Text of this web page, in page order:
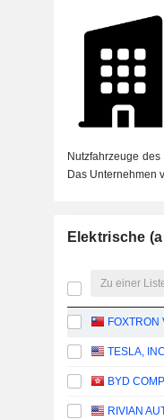
Nutzfahrzeuge
Das Unternehmen
Elektrische
Zu einer
TESLA,
BYD
RIVIAN